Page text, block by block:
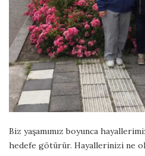
Biz yaşamımız boyunca
hedefe götürür. Hayallerinizi ne